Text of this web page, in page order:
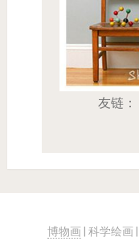
友链：
博物画 | 科学绘画